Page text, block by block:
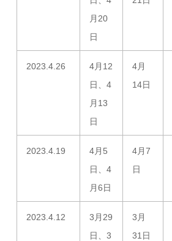
月20
日
2023.4.26
4月12
日、4
月13
日
4月
14日
2023.4.19
4月5
日、4
月6日
4月7
日
2023.4.12
3月29
日、3
3月
31日